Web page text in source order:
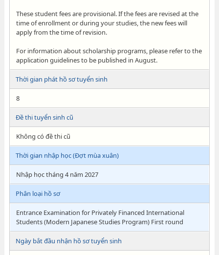
These student fees are provisional. If the fees are revised at the
time of enrollment or during your studies, the new fees will
apply from the time of revision.
For information about scholarship programs, please refer to the
application guidelines to be published in August.
Thời gian phát hồ sơ tuyển sinh
8
Đề thi tuyển sinh cũ
Không có đề thi cũ
Thời gian nhập học (Đợt mùa xuân)
Nhập học tháng 4 năm 2027
Phân loại hồ sơ
Entrance Examination for Privately Financed International
Students (Modern Japanese Studies Program) First round
Ngày bắt đầu nhận hồ sơ tuyển sinh